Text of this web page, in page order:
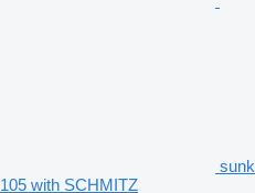
105 with SCHMITZ